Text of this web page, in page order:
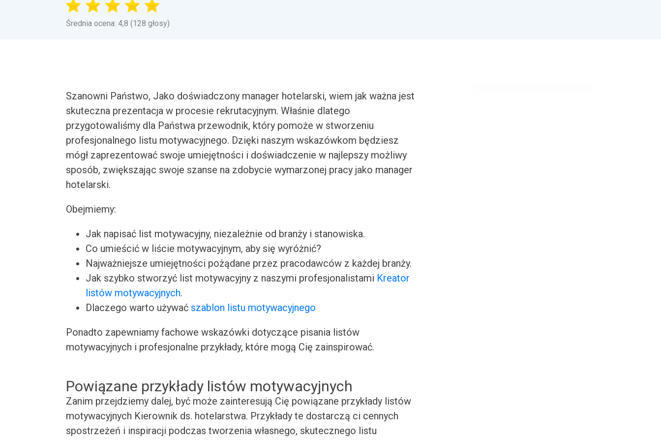
Średnia ocena: 4,8 (128 głosy)
Szanowni Państwo, Jako doświadczony manager hotelarski, wiem jak ważna jest
skuteczna prezentacja w procesie rekrutacyjnym. Właśnie dlatego
przygotowaliśmy dla Państwa przewodnik, który pomoże w stworzeniu
profesjonalnego listu motywacyjnego. Dzięki naszym wskazówkom będziesz
mógł zaprezentować swoje umiejętności i doświadczenie w najlepszy możliwy
sposób, zwiększając swoje szanse na zdobycie wymarzonej pracy jako manager
hotelarski.
Obejmiemy:
Jak napisać list motywacyjny, niezależnie od branży i stanowiska.
Co umieścić w liście motywacyjnym, aby się wyróżnić?
Najważniejsze umiejętności pożądane przez pracodawców z każdej branży.
Jak szybko stworzyć list motywacyjny z naszymi profesjonalistami Kreator
listów motywacyjnych.
Dlaczego warto używać szablon listu motywacyjnego
Ponadto zapewniamy fachowe wskazówki dotyczące pisania listów
motywacyjnych i profesjonalne przykłady, które mogą Cię zainspirować.
Powiązane przykłady listów motywacyjnych
Zanim przejdziemy dalej, być może zainteresują Cię powiązane przykłady listów
motywacyjnych Kierownik ds. hotelarstwa. Przykłady te dostarczą ci cennych
spostrzeżeń i inspiracji podczas tworzenia własnego, skutecznego listu